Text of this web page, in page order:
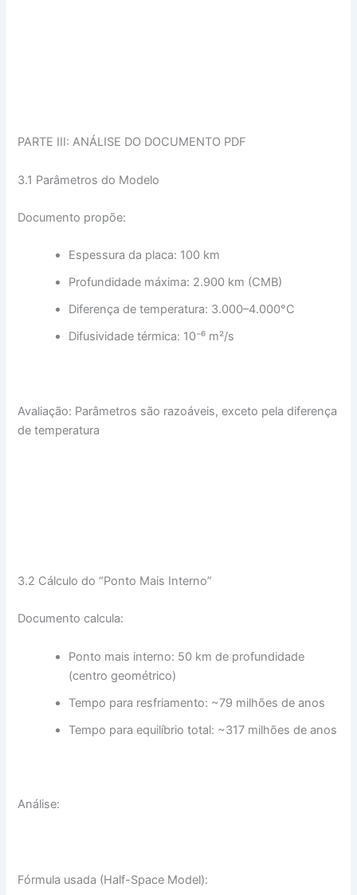
PARTE III: ANÁLISE DO DOCUMENTO PDF
3.1 Parâmetros do Modelo
Documento propõe:
Espessura da placa: 100 km
Profundidade máxima: 2.900 km (CMB)
Diferença de temperatura: 3.000–4.000°C
Difusividade térmica: 10⁻⁶ m²/s
Avaliação: Parâmetros são razoáveis, exceto pela diferença
de temperatura
3.2 Cálculo do “Ponto Mais Interno”
Documento calcula:
Ponto mais interno: 50 km de profundidade
(centro geométrico)
Tempo para resfriamento: ~79 milhões de anos
Tempo para equilíbrio total: ~317 milhões de anos
Análise:
Fórmula usada (Half-Space Model):